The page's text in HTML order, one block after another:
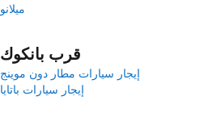
ميلانو
قرب بانكوك
إيجار سيارات مطار دون موينج
إيجار سيارات باتايا